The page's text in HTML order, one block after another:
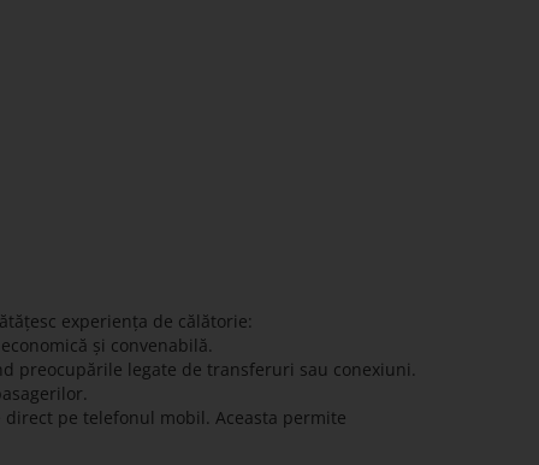
experiența de călătorie:
și convenabilă.
preocupările legate de transferuri sau conexiuni.
pe telefonul mobil. Aceasta permite